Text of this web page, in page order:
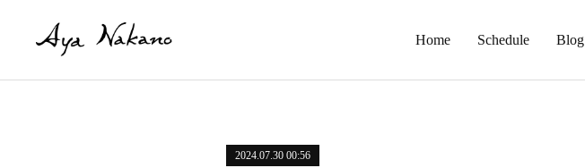
Home Schedule Blog
2024.07.30 00:56